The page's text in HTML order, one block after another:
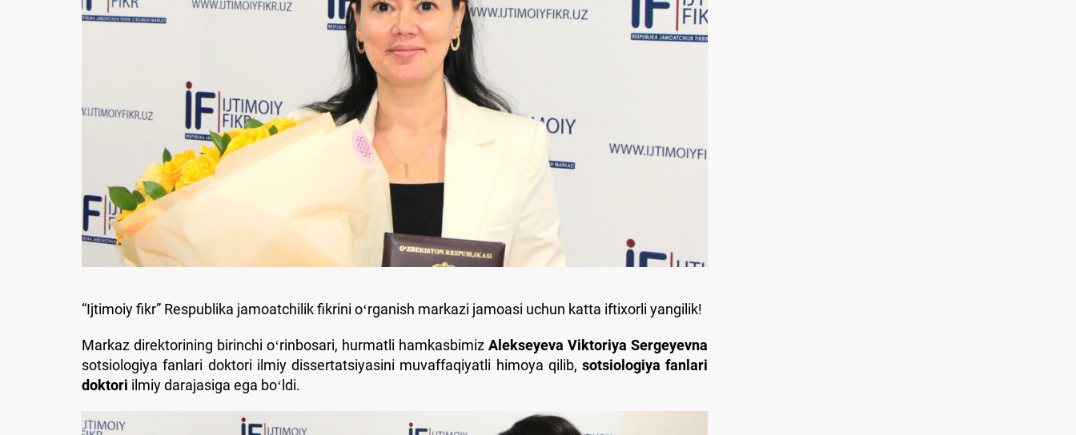
“Ijtimoiy fikr” Respublika jamoatchilik fikrini oʻrganish markazi jamoasi uchun katta iftixorli yangilik!
Markaz direktorining birinchi oʻrinbosari, hurmatli hamkasbimizAlekseyeva Viktoriya Sergeyevna
sotsiologiya fanlari doktori ilmiy dissertatsiyasini muvaffaqiyatli himoya qilib,sotsiologiya fanlari
doktori ilmiy darajasiga ega boʻldi.